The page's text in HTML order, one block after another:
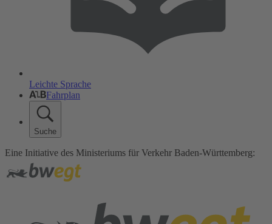
Leichte Sprache
Fahrplan
Suche
Eine Initiative des Ministeriums für Verkehr Baden-Württemberg: